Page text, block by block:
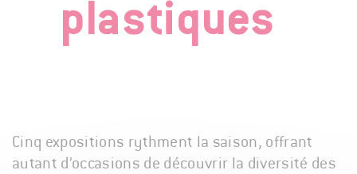
plastiques
Cinq expositions rythment la saison, offrant
autant d’occasions de découvrir la diversité des